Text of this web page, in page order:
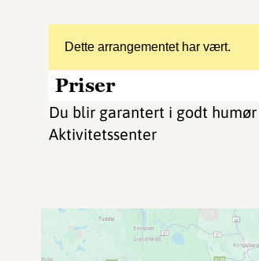
Dette arrangementet har vært.
Priser
Du blir garantert i godt
Aktivitetssenter